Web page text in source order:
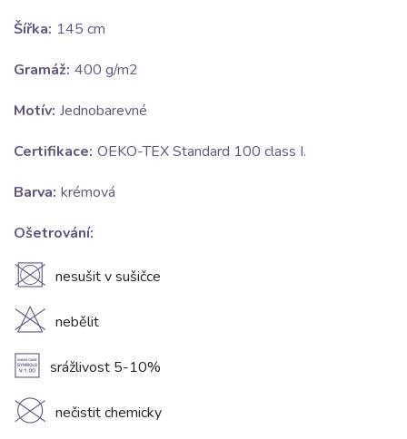
Šířka: 145 cm
Gramáž: 400 g/m2
Motív: Jednobarevné
Certifikace: OEKO-TEX Standard 100 class I.
Barva: krémová
Ošetrování:
U nesušit v sušičce
H nebělit
A srážlivost 5-10%
K nečistit chemicky